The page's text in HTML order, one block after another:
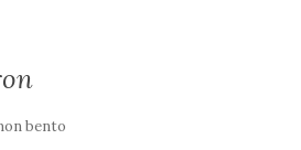
bento